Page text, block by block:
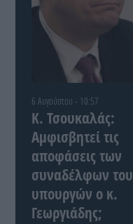
6 Αυγούστου - 10:57
Κ. Τσουκαλάς:
Αμφισβητεί τις
αποφάσεις των
συναδέλφων του
υπουργών ο κ.
Γεωργιάδης;